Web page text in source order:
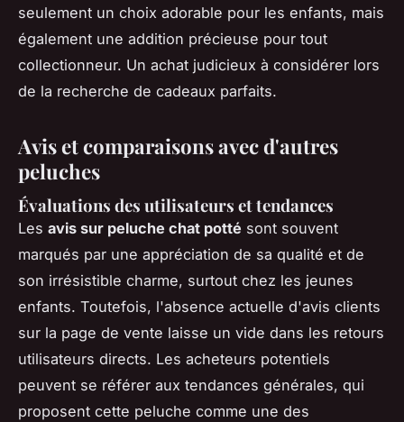
seulement un choix adorable pour les enfants, mais
également une addition précieuse pour tout
collectionneur. Un achat judicieux à considérer lors
de la recherche de cadeaux parfaits.
Avis et comparaisons avec d'autres
peluches
Évaluations des utilisateurs et tendances
Les avis sur peluche chat potté sont souvent
marqués par une appréciation de sa qualité et de
son irrésistible charme, surtout chez les jeunes
enfants. Toutefois, l'absence actuelle d'avis clients
sur la page de vente laisse un vide dans les retours
utilisateurs directs. Les acheteurs potentiels
peuvent se référer aux tendances générales, qui
proposent cette peluche comme une des